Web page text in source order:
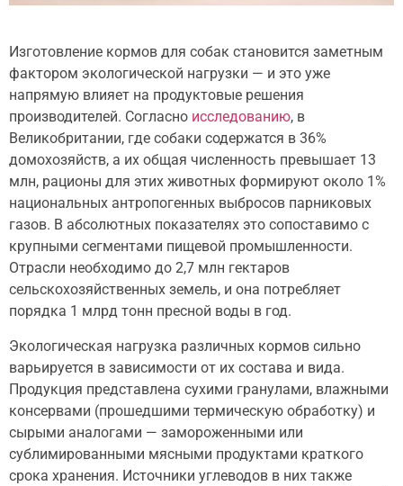
Изготовление кормов для собак становится заметным
фактором экологической нагрузки — и это уже
напрямую влияет на продуктовые решения
производителей. Согласно исследованию, в
Великобритании, где собаки содержатся в 36%
домохозяйств, а их общая численность превышает 13
млн, рационы для этих животных формируют около 1%
национальных антропогенных выбросов парниковых
газов. В абсолютных показателях это сопоставимо с
крупными сегментами пищевой промышленности.
Отрасли необходимо до 2,7 млн гектаров
сельскохозяйственных земель, и она потребляет
порядка 1 млрд тонн пресной воды в год.
Экологическая нагрузка различных кормов сильно
варьируется в зависимости от их состава и вида.
Продукция представлена сухими гранулами, влажными
консервами (прошедшими термическую обработку) и
сырыми аналогами — замороженными или
сублимированными мясными продуктами краткого
срока хранения. Источники углеводов в них также